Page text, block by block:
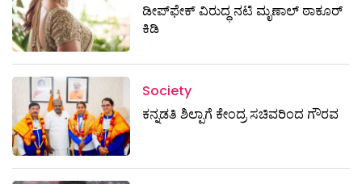
ಡೀಪ್‌ಫೇಕ್ ವಿರುದ್ಧ ನಟಿ ಮೃಣಾಲ್ ಠಾಕೂರ್
ಕಿಡಿ
Society
ಕನ್ನಡತಿ ಶಿಲ್ಪಾಗೆ ಕೇಂದ್ರ ಸಚಿವರಿಂದ ಗೌರವ